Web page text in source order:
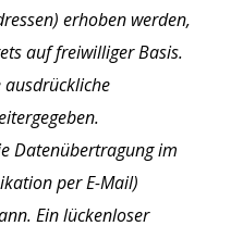
erhoben werden,
auf freiwilliger Basis.
ausdrückliche
Datenübertragung im
per E-Mail)
Ein lückenloser